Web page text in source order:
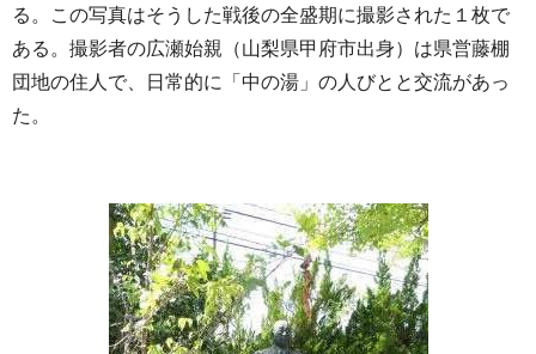
る。この写真はそうした戦後の全盛期に撮影された１枚で
ある。撮影者の広瀬始親（山梨県甲府市出身）は県営藤棚
団地の住人で、日常的に「中の湯」の人びとと交流があっ
た。